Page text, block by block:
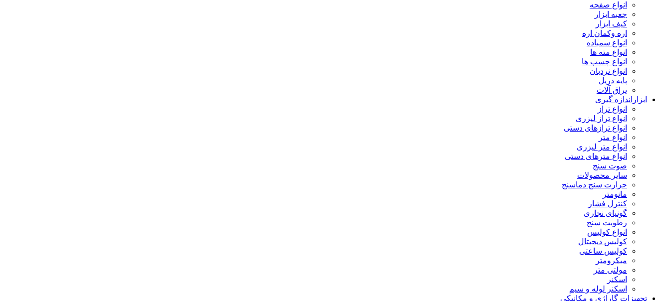
انواع صفحه
جعبه ابزار
کیف ابزار
اره وکمان اره
انواع سمباده
انواع مته ها
انواع چسب ها
انواع نردبان
پایه دریل
یراق آلات
ابزاراندازه گیری
انواع تراز
انواع تراز لیزری
انواع ترازهای دستی
انواع متر
انواع متر لیزری
انواع مترهای دستی
صوت سنج
سایر محصولات
حرارت سنج دماسنج
مانومتر
کنترل فشار
گونیای نجاری
رطوبت سنج
انواع کولیس
کولیس دیجیتال
کولیس ساعتی
میکرومتر
مولتی متر
اسکنر
اسکنر لوله و سیم
تجهیزات گاراژی و مکانیکی